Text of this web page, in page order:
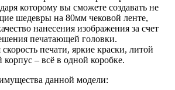
которому вы сможете создавать не
шедевры на 80мм чековой ленте,
нанесения изображения за счет
печатающей головки.
печати, яркие краски, литой
корпус – всё в одной коробке.
данной модели: